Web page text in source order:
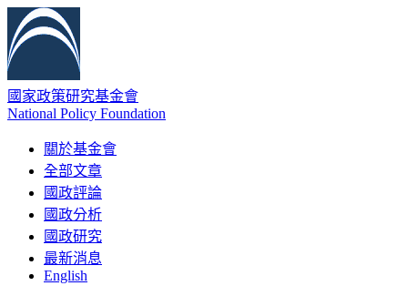
國家政策研究基金會
National Policy Foundation
關於基金會
全部文章
國政評論
國政分析
國政研究
最新消息
English